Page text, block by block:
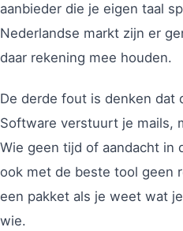
aanbieder die je eigen taal
Nederlandse markt zijn er
daar rekening mee houden.
De derde fout is denken dat
Software verstuurt je mails,
Wie geen tijd of aandacht in
ook met de beste tool geen
een pakket als je weet wat
wie.